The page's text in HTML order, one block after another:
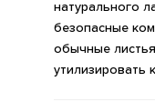
натурального
безопасные
обычные
утилизировать